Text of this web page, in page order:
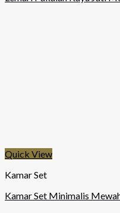
Quick View
Kamar Set
Kamar Set Minimalis